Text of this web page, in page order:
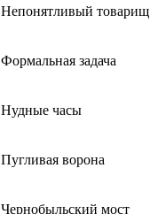
Непонятливый товарищ
Формальная задача
Нудные часы
Пугливая ворона
Чернобыльский мост